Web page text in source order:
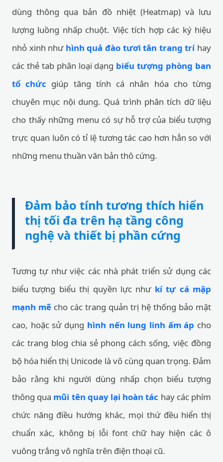
dùng thông qua bản đồ nhiệt (Heatmap) và lưu
lượng luồng nhấp chuột. Việc tích hợp các ký hiệu
nhỏ xinh như hình quả đào tươi tắn trang tríhay
các thẻ tab phân loại dạng biểu tượng phòng ban
tổ chức giúp tăng tính cá nhân hóa cho từng
chuyên mục nội dung. Quá trình phân tích dữ liệu
cho thấy những menu có sự hỗ trợ của biểu tượng
trực quan luôn có tỉ lệ tương tác cao hơn hẳn so với
những menu thuần văn bản thô cứng.
Đảm bảo tính tương thích hiển
thị tối đa trên hạ tầng công
nghệ và thiết bị phần cứng
Tương tự như việc các nhà phát triển sử dụng các
biểu tượng biểu thị quyền lực như kí tự cá mập
mạnh mẽ cho các trang quản trị hệ thống bảo mật
cao, hoặc sử dụng hình nến lung linh ấm áp cho
các trang blog chia sẻ phong cách sống, việc đồng
bộ hóa hiển thị Unicode là vô cùng quan trọng. Đảm
bảo rằng khi người dùng nhấp chọn biểu tượng
thông qua mũi tên quay lại hoàn tác hay các phím
chức năng điều hướng khác, mọi thứ đều hiển thị
chuẩn xác, không bị lỗi font chữ hay hiện các ô
vuông trắng vô nghĩa trên điện thoại cũ.